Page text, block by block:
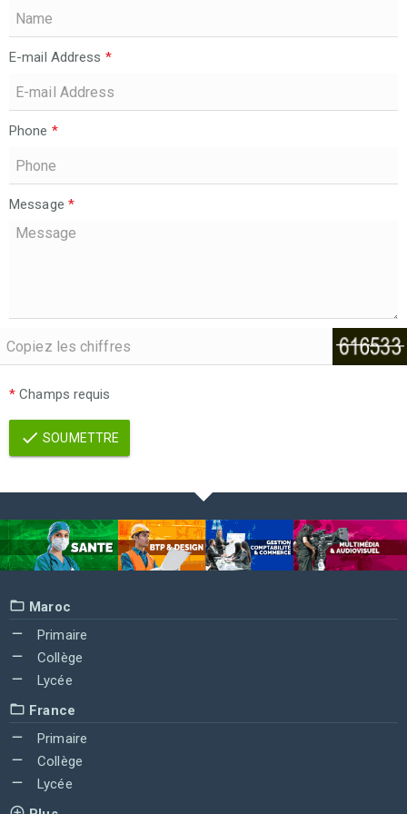
E-mail Address *
Phone *
Message *
* Champs requis
SOUMETTRE
Maroc
Primaire
Collège
Lycée
France
Primaire
Collège
Lycée